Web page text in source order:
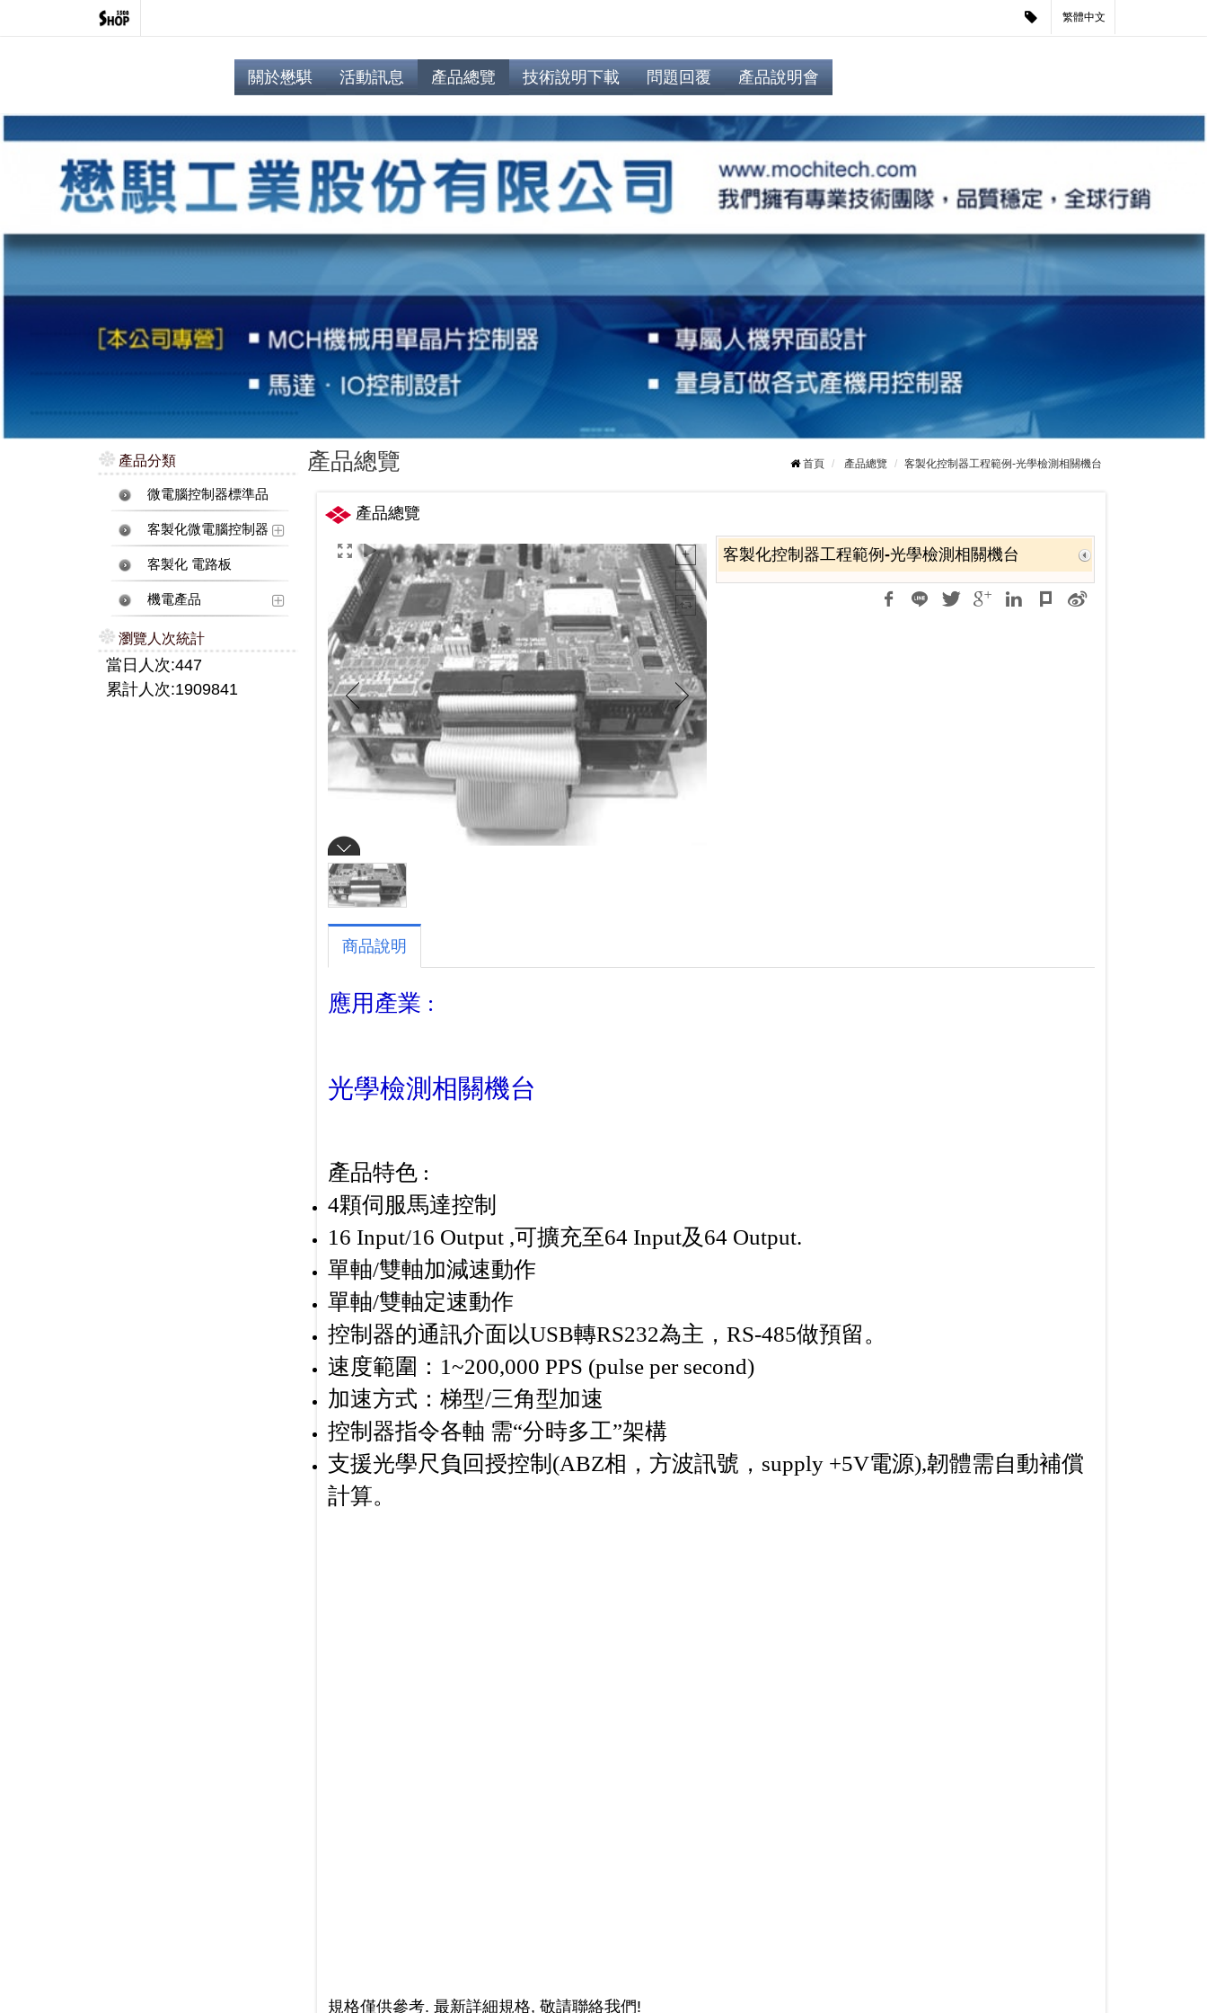
繁體中文
關於懋騏 活動訊息 產品總覽 技術說明下載 問題回覆 產品說明會
產品分類
微電腦控制器標準品
客製化微電腦控制器
客製化 電路板
機電產品
瀏覽人次統計
當日人次:447
累計人次:1909841
產品總覽 首頁 產品總覽 客製化控制器工程範例-光學檢測相關機台
產品總覽
客製化控制器工程範例-光學檢測相關機台
商品說明
應用產業 :
光學檢測相關機台
產品特色 :
4顆伺服馬達控制
16 Input/16 Output ,可擴充至64 Input及64 Output.
單軸/雙軸加減速動作
單軸/雙軸定速動作
控制器的通訊介面以USB轉RS232為主，RS-485做預留。
速度範圍：1~200,000 PPS (pulse per second)
加速方式：梯型/三角型加速
控制器指令各軸 需“分時多工”架構
支援光學尺負回授控制(ABZ相，方波訊號，supply +5V電源),韌體需自動補償
計算。
規格僅供參考. 最新詳細規格, 敬請聯絡我們!